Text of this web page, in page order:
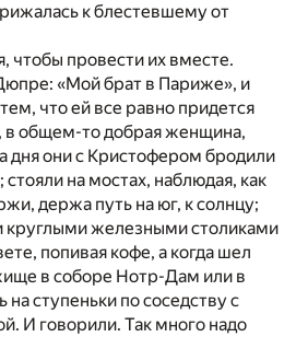
к блестевшему от
чтобы провести их вместе.
«Мой брат в Париже», и
что ей все равно придется
в общем-то добрая женщина,
дня они с Кристофером бродили
на мостах, наблюдая, как
держа путь на юг, к солнцу;
круглыми железными столиками
попивая кофе, а когда шел
в соборе Нотр-Дам или в
ступеньки по соседству с
И говорили. Так много надо